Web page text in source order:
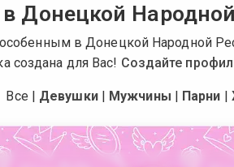
в Донецкой
в Донецкой Народной
создана для Вас! Создайте
Все | Девушки| Мужчины | Парни |